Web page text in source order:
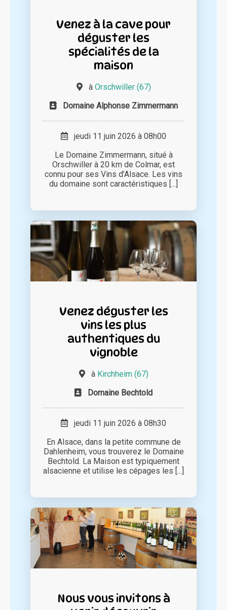
Venez à la cave pour
déguster les
spécialités de la
maison
à Orschwiller (67)
Domaine Alphonse Zimmermann
jeudi 11 juin 2026 à 08h00
Le Domaine Zimmermann, situé à
Orschwiller à 20 km de Colmar, est
connu pour ses Vins d’Alsace. Les vins
du domaine sont caractéristiques [...]
Venez déguster les
vins les plus
authentiques du
vignoble
à Kirchheim (67)
Domaine Bechtold
jeudi 11 juin 2026 à 08h30
En Alsace, dans la petite commune de
Dahlenheim, vous trouverez le Domaine
Bechtold. La Maison est typiquement
alsacienne et utilise les cépages les [...]
Nous vous invitons à